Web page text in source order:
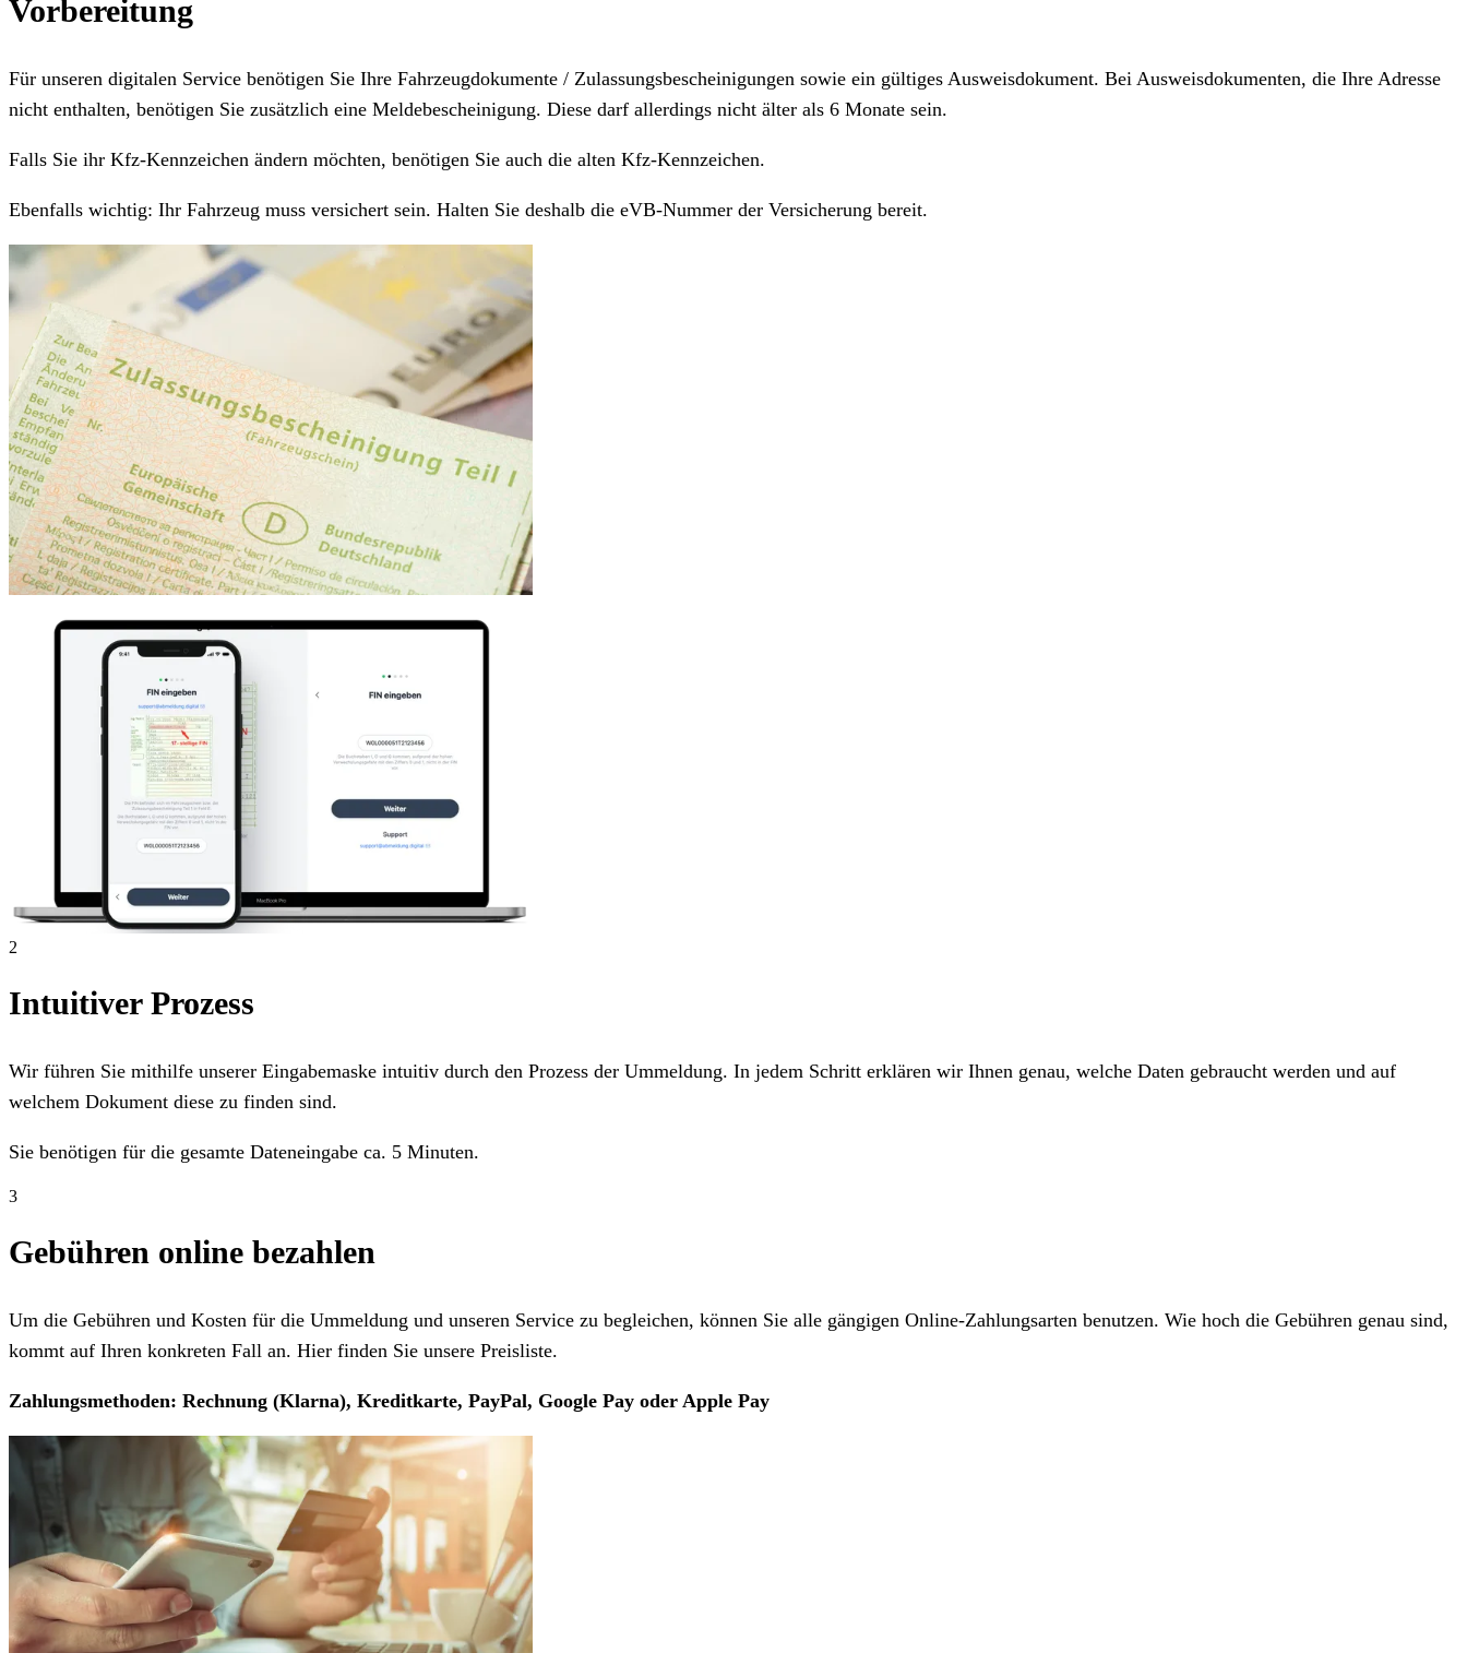
Vorbereitung
Für unseren digitalen Service benötigen Sie Ihre Fahrzeugdokumente / Zulassungsbescheinigungen sowie ein gültiges Ausweisdokument. Bei Ausweisdokumenten, die Ihre Adresse
nicht enthalten, benötigen Sie zusätzlich eine Meldebescheinigung. Diese darf allerdings nicht älter als 6 Monate sein.
Falls Sie ihr Kfz-Kennzeichen ändern möchten, benötigen Sie auch die alten Kfz-Kennzeichen.
Ebenfalls wichtig: Ihr Fahrzeug muss versichert sein. Halten Sie deshalb die eVB-Nummer der Versicherung bereit.
2
Intuitiver Prozess
Wir führen Sie mithilfe unserer Eingabemaske intuitiv durch den Prozess der Ummeldung. In jedem Schritt erklären wir Ihnen genau, welche Daten gebraucht werden und auf
welchem Dokument diese zu finden sind.
Sie benötigen für die gesamte Dateneingabe ca. 5 Minuten.
3
Gebühren online bezahlen
Um die Gebühren und Kosten für die Ummeldung und unseren Service zu begleichen, können Sie alle gängigen Online-Zahlungsarten benutzen. Wie hoch die Gebühren genau sind,
kommt auf Ihren konkreten Fall an. Hier finden Sie unsere Preisliste.
Zahlungsmethoden: Rechnung (Klarna), Kreditkarte, PayPal, Google Pay oder Apple Pay